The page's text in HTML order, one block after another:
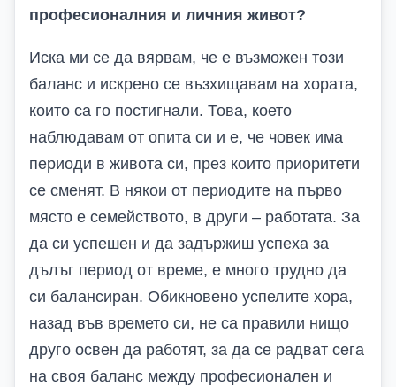
професионалния и личния живот?
Иска ми се да вярвам, че е възможен този
баланс и искрено се възхищавам на хората,
които са го постигнали. Това, което
наблюдавам от опита си и е, че човек има
периоди в живота си, през които приоритети
се сменят. В някои от периодите на първо
място е семейството, в други – работата. За
да си успешен и да задържиш успеха за
дълъг период от време, е много трудно да
си балансиран. Обикновено успелите хора,
назад във времето си, не са правили нищо
друго освен да работят, за да се радват сега
на своя баланс между професионален и